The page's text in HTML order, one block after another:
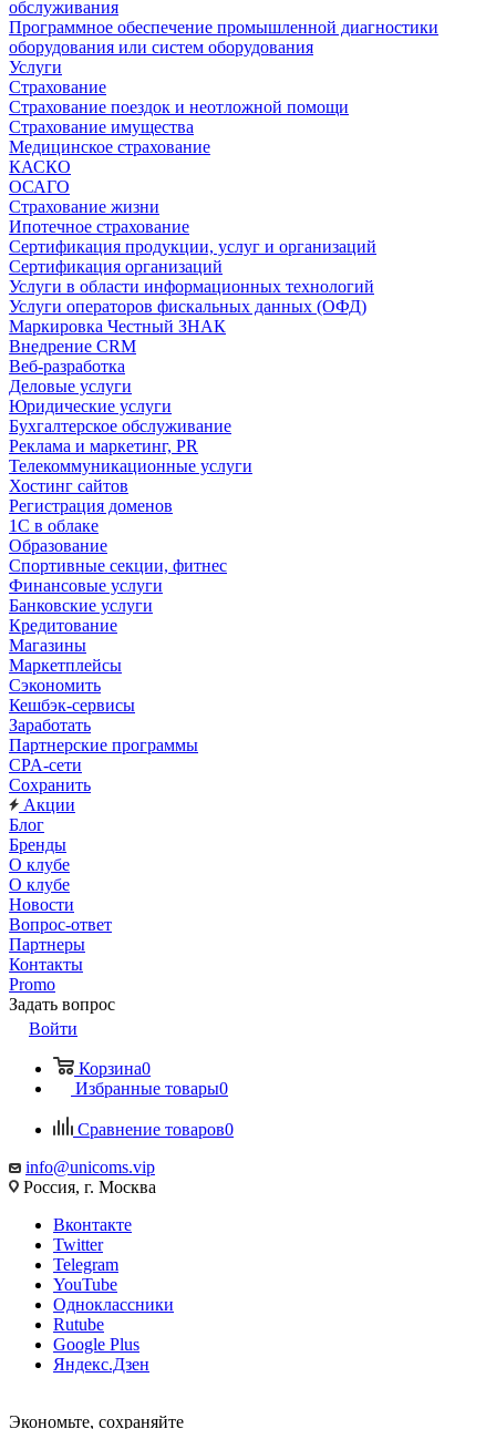
обслуживания
Программное обеспечение промышленной диагностики
оборудования или систем оборудования
Услуги
Страхование
Страхование поездок и неотложной помощи
Страхование имущества
Медицинское страхование
КАСКО
ОСАГО
Страхование жизни
Ипотечное страхование
Сертификация продукции, услуг и организаций
Сертификация организаций
Услуги в области информационных технологий
Услуги операторов фискальных данных (ОФД)
Маркировка Честный ЗНАК
Внедрение CRM
Веб-разработка
Деловые услуги
Юридические услуги
Бухгалтерское обслуживание
Реклама и маркетинг, PR
Телекоммуникационные услуги
Хостинг сайтов
Регистрация доменов
1С в облаке
Образование
Спортивные секции, фитнес
Финансовые услуги
Банковские услуги
Кредитование
Магазины
Маркетплейсы
Сэкономить
Кешбэк-сервисы
Заработать
Партнерские программы
CPA-сети
Сохранить
Акции
Блог
Бренды
О клубе
О клубе
Новости
Вопрос-ответ
Партнеры
Контакты
Promo
Задать вопрос
Войти
Корзина0
Избранные товары0
Сравнение товаров0
info@unicoms.vip
Россия, г. Москва
Вконтакте
Twitter
Telegram
YouTube
Одноклассники
Rutube
Google Plus
Яндекс.Дзен
Экономьте, сохраняйте